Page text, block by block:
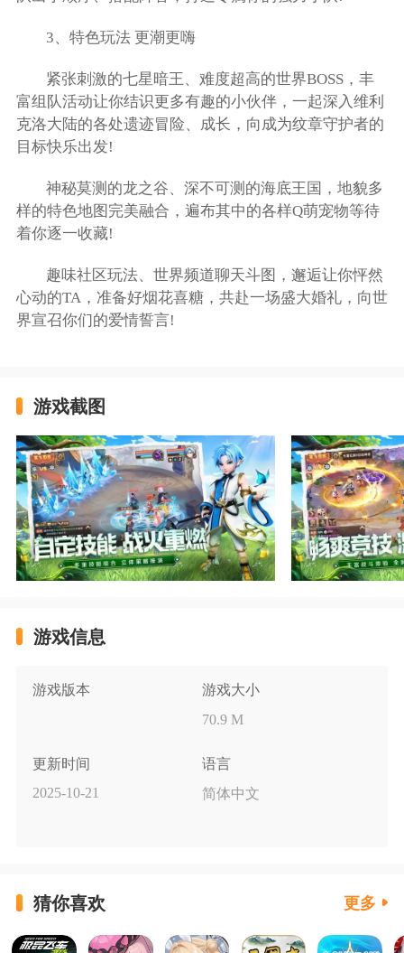
3、特色玩法 更潮更嗨
紧张刺激的七星暗王、难度超高的世界BOSS，丰
富组队活动让你结识更多有趣的小伙伴，一起深入维利
克洛大陆的各处遗迹冒险、成长，向成为纹章守护者的
目标快乐出发!
神秘莫测的龙之谷、深不可测的海底王国，地貌多
样的特色地图完美融合，遍布其中的各样Q萌宠物等待
着你逐一收藏!
趣味社区玩法、世界频道聊天斗图，邂逅让你怦然
心动的TA，准备好烟花喜糖，共赴一场盛大婚礼，向世
界宣召你们的爱情誓言!
游戏截图
游戏信息
游戏版本
游戏大小
70.9 M
更新时间
2025-10-21
语言
简体中文
猜你喜欢 更多